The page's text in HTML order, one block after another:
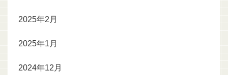
2025年2月
2025年1月
2024年12月